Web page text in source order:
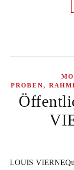
PROBEN,
LOUIS VIERNEQuintett für Klavier, zwei Violinen, Viola und